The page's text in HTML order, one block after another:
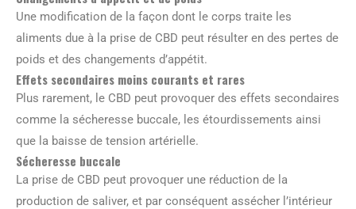
Une modification de la façon dont le corps traite les
aliments due à la prise de CBD peut résulter en des pertes de
poids et des changements d’appétit.
Effets secondaires moins courants et rares
Plus rarement, le CBD peut provoquer des effets secondaires
comme la sécheresse buccale, les étourdissements ainsi
que la baisse de tension artérielle.
Sécheresse buccale
La prise de CBD peut provoquer une réduction de la
production de saliver, et par conséquent assécher l’intérieur